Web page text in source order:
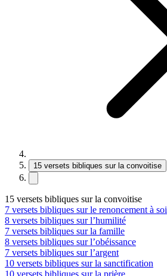
15 versets bibliques sur la convoitise
15 versets bibliques sur la convoitise
7 versets bibliques sur le renoncement à soi
8 versets bibliques sur l’humilité
7 versets bibliques sur la famille
8 versets bibliques sur l’obéissance
7 versets bibliques sur l’argent
10 versets bibliques sur la sanctification
10 versets bibliques sur la prière